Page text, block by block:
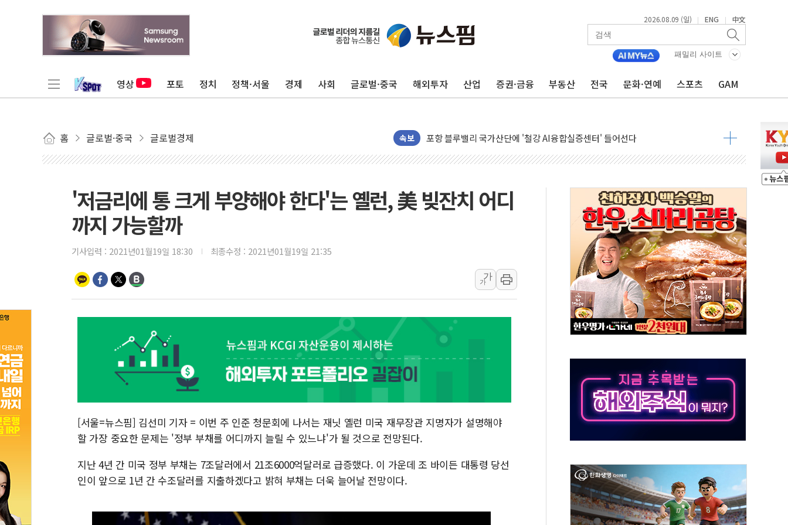
2026.08.09 (일) | ENG | 中文
패밀리 사이트
영상 포토 정치 정책·서울 경제 사회 글로벌·중국 해외투자 산업 증권·금융 부동산 전국 문화·연예 스포츠 GAM
홈 글로벌·중국 글로벌경제 속보
125mm 폭우 쏟아진 울진...'두천~하당'·'올미골교' 차량 통행 선제 제한
평택 진위면 공장서 질식사고 발생…작업자 1명 숨져
상주 낙동강 선착장 하류서 50대 숨진 채 발견...경찰, 조사 중
[종합] 김민석, 정청래에 누적 1.48%p 차 선두 유지...金 46.01% vs 鄭 44.53%
인천서 말다툼 중 어머니 살해 10대 구속…범행 후 반려견도 죽여
김민석, 강원·대구·경북 경선서 정청래에 승리…金 48.54% vs 鄭 44.40%
[속보] 민주, 강원·대구·경북 경선 결과...김민석 48.54% 정청래 44.40%
[속보] 민주, 경북 경선 결과 발표...김민석 47.37% 정청래 45.71% 송영길 6.92%
[속보] 민주, 대구 경선 결과 발표...정청래 47.82% 김민석 46.35% 송영길 5.83%
[속보] 민주, 강원 경선 결과 발표...김민석 50.30% 정청래 41.94% 송영길 7.76%
정재헌 CEO, SKT 장기고객 400명 맞이…"마음 잇는 시간 되길"
최태원, 노소영에 9440억 지급 확정되나…재상고 앞두고 막판 셈법
하나금융, 명동 소상공인에 '행복상자' 전달
홈플러스發 대형마트 판매, 역대 최대폭 감소한 9.4%↓…유통업계 양극화 심화
윤준병·이해민 의원, '정부 특사'로 콜롬비아 대통령 취임식 참석
'호우·산사태 주의보' 울진 시간당 30mm 강한 비...호우 피해 없어
'저금리에 통 크게 부양해야 한다'는 옐런, 美 빚잔치 어디
까지 가능할까
기사입력 : 2021년01월19일 18:30 최종수정 : 2021년01월19일 21:35
가
가
[서울=뉴스핌] 김선미 기자 = 이번 주 인준 청문회에 나서는 재닛 옐런 미국 재무장관 지명자가 설명해야
할 가장 중요한 문제는 '정부 부채를 어디까지 늘릴 수 있느냐'가 될 것으로 전망된다.
지난 4년 간 미국 정부 부채는 7조달러에서 21조6000억달러로 급증했다. 이 가운데 조 바이든 대통령 당선
인이 앞으로 1년 간 수조달러를 지출하겠다고 밝혀 부채는 더욱 늘어날 전망이다.